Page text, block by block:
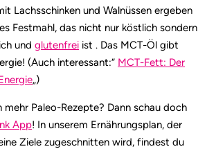
Lachsschinken und Walnüssen ergeben
Festmahl, das nicht nur köstlich sondern
und glutenfrei ist . Das MCT-Öl gibt
(Auch interessant:“ MCT-Fett: Der
„)
Paleo-Rezepte? Dann schau doch
App! In unserem Ernährungsplan, der
Ziele zugeschnitten wird, findest du